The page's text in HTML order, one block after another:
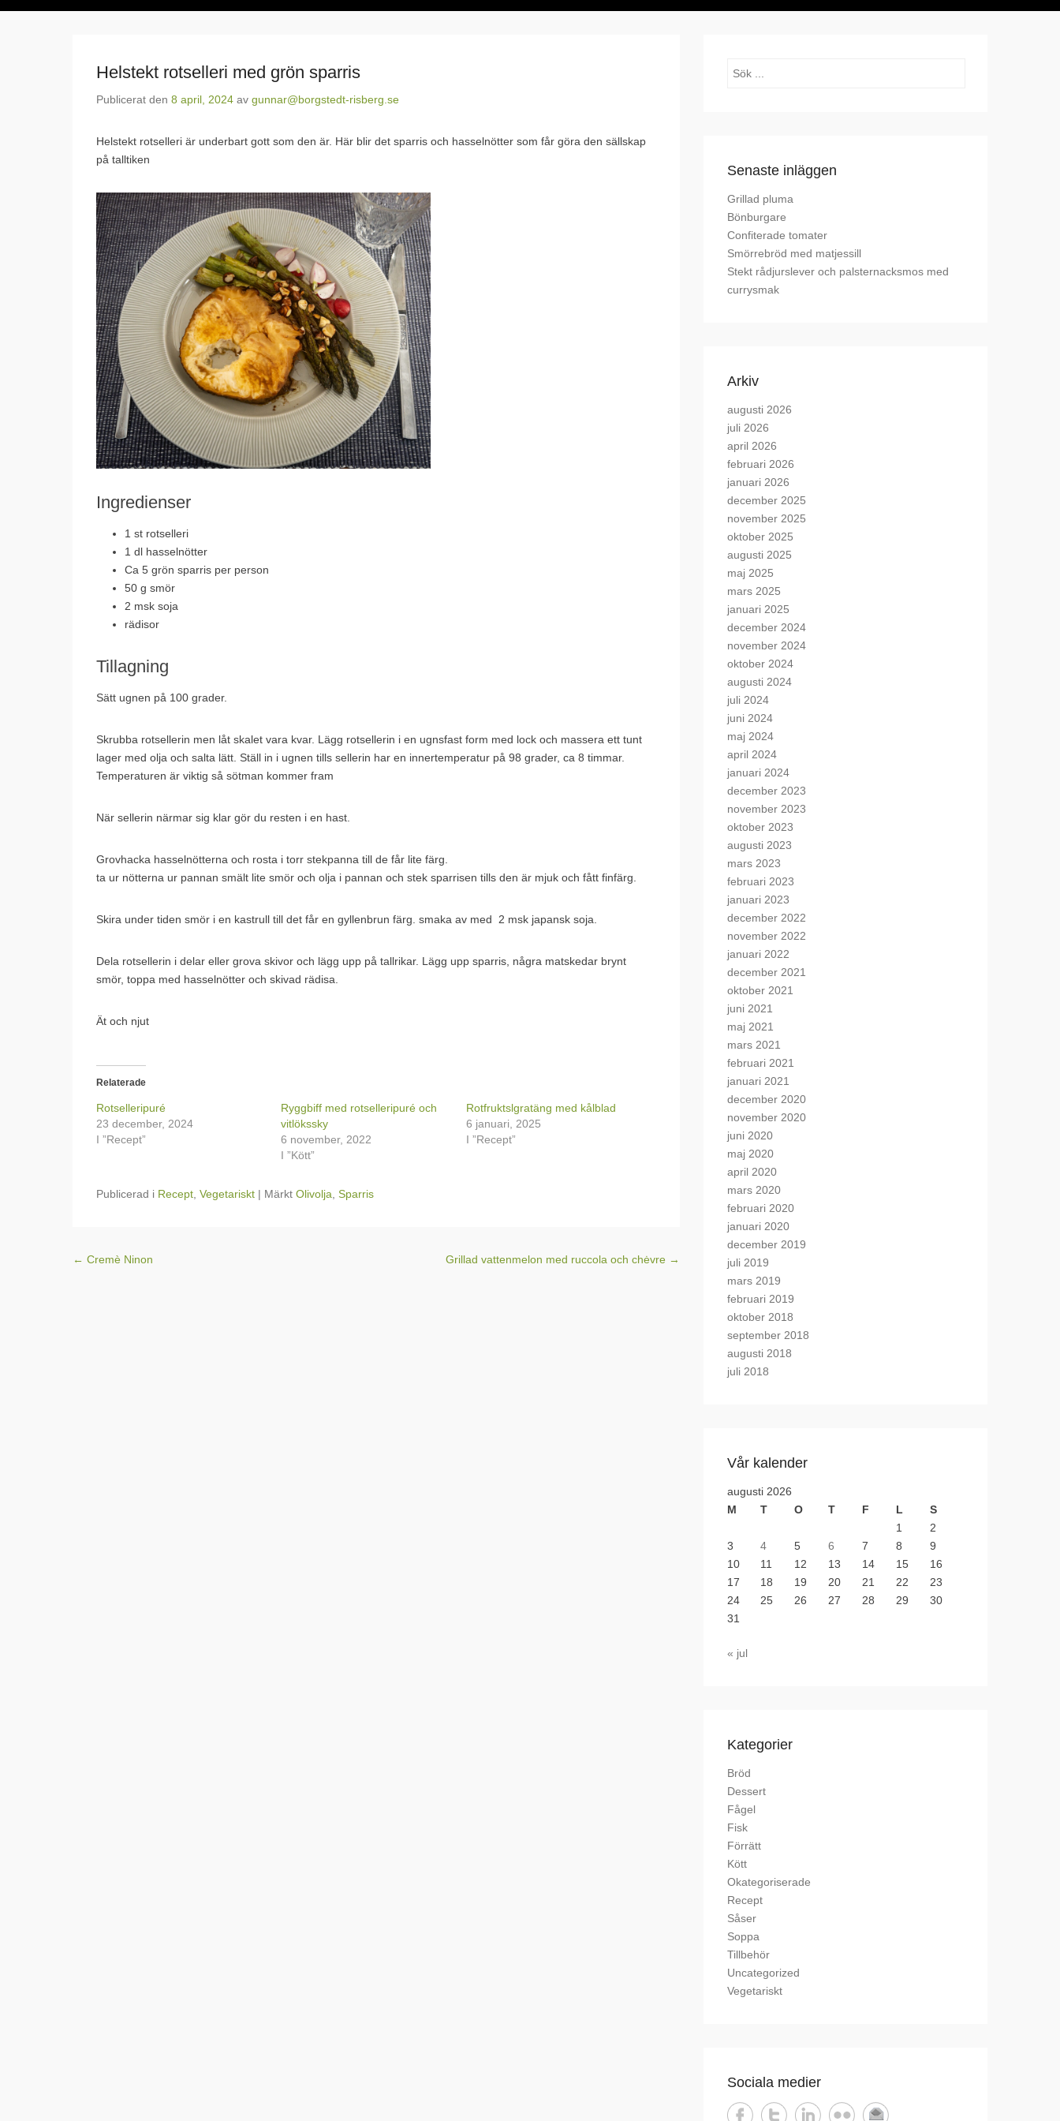
Helstekt rotselleri med grön sparris
Publicerat den 8 april, 2024 av gunnar@borgstedt-risberg.se
Helstekt rotselleri är underbart gott som den är. Här blir det sparris och hasselnötter som får göra den sällskap
på talltiken
Ingredienser
1 st rotselleri
1 dl hasselnötter
Ca 5 grön sparris per person
50 g smör
2 msk soja
rädisor
Tillagning
Sätt ugnen på 100 grader.
Skrubba rotsellerin men låt skalet vara kvar. Lägg rotsellerin i en ugnsfast form med lock och massera ett tunt
lager med olja och salta lätt. Ställ in i ugnen tills sellerin har en innertemperatur på 98 grader, ca 8 timmar.
Temperaturen är viktig så sötman kommer fram
När sellerin närmar sig klar gör du resten i en hast.
Grovhacka hasselnötterna och rosta i torr stekpanna till de får lite färg.
ta ur nötterna ur pannan smält lite smör och olja i pannan och stek sparrisen tills den är mjuk och fått finfärg.
Skira under tiden smör i en kastrull till det får en gyllenbrun färg. smaka av med 2 msk japansk soja.
Dela rotsellerin i delar eller grova skivor och lägg upp på tallrikar. Lägg upp sparris, några matskedar brynt
smör, toppa med hasselnötter och skivad rädisa.
Ät och njut
Relaterade
Rotselleripuré
23 december, 2024
I ”Recept”
Ryggbiff med rotselleripuré och
vitlökssky
6 november, 2022
I ”Kött”
Rotfruktslgratäng med kålblad
6 januari, 2025
I ”Recept”
Publicerad i Recept Vegetariskt | Märkt Olivolja Sparris
Inläggsnavigering
← Cremè Ninon Grillad vattenmelon med ruccola och chėvre →
Sök
Senaste inläggen
Grillad pluma
Bönburgare
Confiterade tomater
Smörrebröd med matjessill
Stekt rådjurslever och palsternacksmos med
currysmak
Arkiv
augusti 2026
juli 2026
april 2026
februari 2026
januari 2026
december 2025
november 2025
oktober 2025
augusti 2025
maj 2025
mars 2025
januari 2025
december 2024
november 2024
oktober 2024
augusti 2024
juli 2024
juni 2024
maj 2024
april 2024
januari 2024
december 2023
november 2023
oktober 2023
augusti 2023
mars 2023
februari 2023
januari 2023
december 2022
november 2022
januari 2022
december 2021
oktober 2021
juni 2021
maj 2021
mars 2021
februari 2021
januari 2021
december 2020
november 2020
juni 2020
maj 2020
april 2020
mars 2020
februari 2020
januari 2020
december 2019
juli 2019
mars 2019
februari 2019
oktober 2018
september 2018
augusti 2018
juli 2018
Vår kalender
augusti 2026
M
T O T F L
S
1
2
3
4 5 6 7 8
9
10
11 12 13 14 15
16
17
18 19 20 21 22
23
24
25 26 27 28 29
30
31
« jul
Kategorier
Bröd
Dessert
Fågel
Fisk
Förrätt
Kött
Okategoriserade
Recept
Såser
Soppa
Tillbehör
Uncategorized
Vegetariskt
Sociala medier